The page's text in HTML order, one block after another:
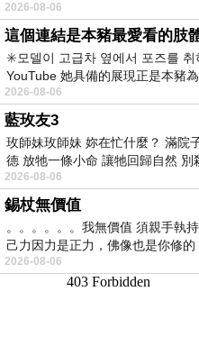
2026-08-06
這個連結是本豬最愛看的肢
✳️모델이 고급차 옆에서 포즈를
YouTube 她具備的展現正是本豬
2026-08-06
藍玫友3
玫師妹玫師妹 妳在忙什麼？ 滿院
德 放牠一條小命 讓牠回歸自然 別
2026-08-06
錫杖無價值
。。。。。。我無價值 須親手執
己力因力是正力，佛像也是你修
2026-08-06